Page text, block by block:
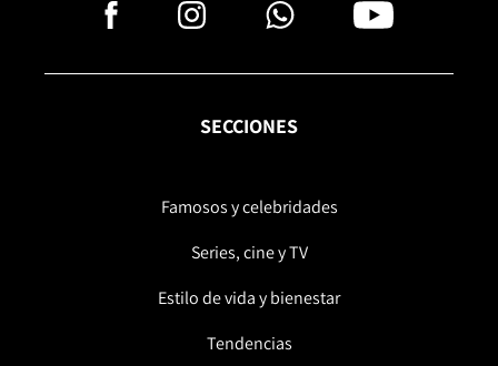
SECCIONES
Famosos y celebridades
Series, cine y TV
Estilo de vida y bienestar
Tendencias